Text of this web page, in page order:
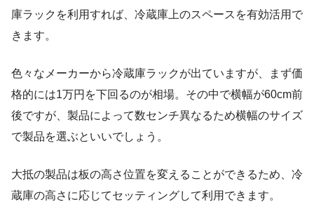
庫ラックを利用すれば、冷蔵庫上のスペースを有効活用で
きます。
色々なメーカーから冷蔵庫ラックが出ていますが、まず価
格的には1万円を下回るのが相場。その中で横幅が60cm前
後ですが、製品によって数センチ異なるため横幅のサイズ
で製品を選ぶといいでしょう。
大抵の製品は板の高さ位置を変えることができるため、冷
蔵庫の高さに応じてセッティングして利用できます。